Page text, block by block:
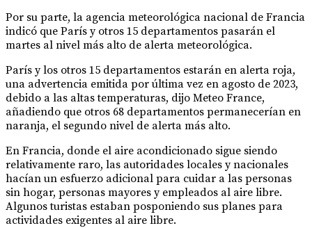
Por su parte, la agencia meteorológica nacional de Francia
indicó que París y otros 15 departamentos pasarán el
martes al nivel más alto de alerta meteorológica.
París y los otros 15 departamentos estarán en alerta roja,
una advertencia emitida por última vez en agosto de 2023,
debido a las altas temperaturas, dijo Meteo France,
añadiendo que otros 68 departamentos permanecerían en
naranja, el segundo nivel de alerta más alto.
En Francia, donde el aire acondicionado sigue siendo
relativamente raro, las autoridades locales y nacionales
hacían un esfuerzo adicional para cuidar a las personas
sin hogar, personas mayores y empleados al aire libre.
Algunos turistas estaban posponiendo sus planes para
actividades exigentes al aire libre.